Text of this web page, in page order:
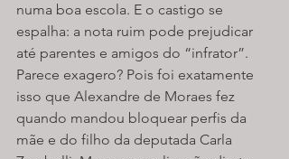
numa boa escola. E o castigo se
espalha: a nota ruim pode prejudicar
até parentes e amigos do “infrator”.
Parece exagero? Pois foi exatamente
isso que Alexandre de Moraes fez
quando mandou bloquear perfis da
mãe e do filho da deputada Carla